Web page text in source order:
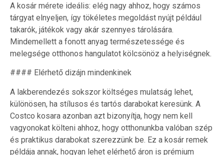
A kosár mérete ideális: elég nagy ahhoz, hogy számos
tárgyat elnyeljen, így tökéletes megoldást nyújt például
takarók, játékok vagy akár szennyes tárolására.
Mindemellett a fonott anyag természetessége és
melegsége otthonos hangulatot kölcsönöz a helyiségnek.
#### Elérhető dizájn mindenkinek
A lakberendezés sokszor költséges mulatság lehet,
különösen, ha stílusos és tartós darabokat keresünk. A
Costco kosara azonban azt bizonyítja, hogy nem kell
vagyonokat költeni ahhoz, hogy otthonunkba valóban szép
és praktikus darabokat szerezzünk be. Ez a kosár remek
példája annak, hogyan lehet elérhető áron is prémium